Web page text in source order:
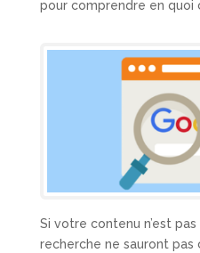
pour comprendre en quoi
Si votre contenu n’est
recherche ne sauront pas